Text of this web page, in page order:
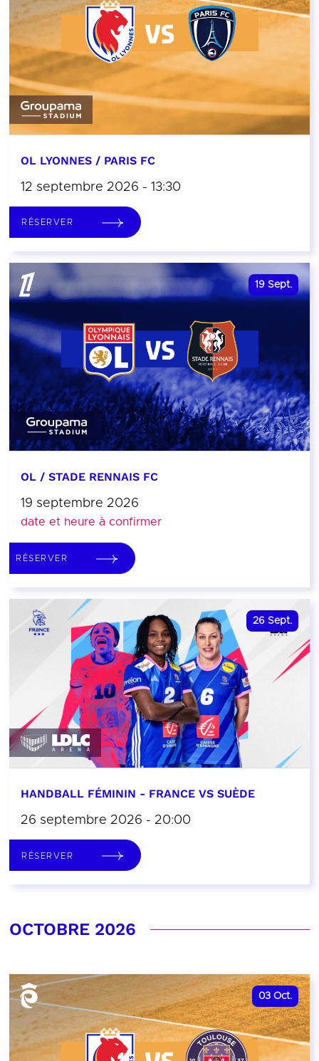
OL LYONNES / PARIS FC
12 septembre 2026 - 13:30
RÉSERVER
19 Sept.
OL / STADE RENNAIS FC
19 septembre 2026
date et heure à confirmer
RÉSERVER
26 Sept.
HANDBALL FÉMININ - FRANCE VS SUÈDE
26 septembre 2026 - 20:00
RÉSERVER
OCTOBRE 2026
03 Oct.